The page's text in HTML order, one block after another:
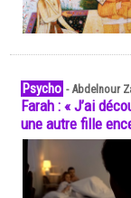
Psycho -Abdelnour
Farah : « J’ai
une autre fille